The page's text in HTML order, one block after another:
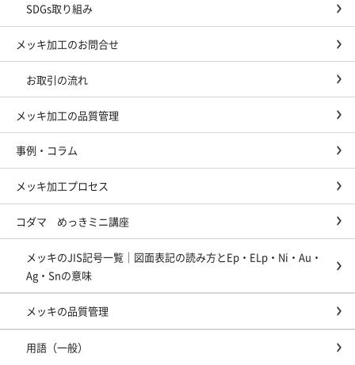
SDGs取り組み
メッキ加工のお問合せ
お取引の流れ
メッキ加工の品質管理
事例・コラム
メッキ加工プロセス
コダマ めっきミニ講座
メッキのJIS記号一覧｜図面表記の読み方とEp・ELp・Ni・Au・
Ag・Snの意味
メッキの品質管理
用語（一般）